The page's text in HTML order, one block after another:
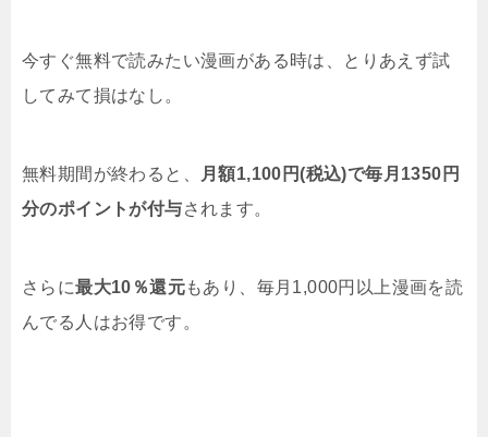
今すぐ無料で読みたい漫画がある時は、とりあえず試
してみて損はなし。
無料期間が終わると、
月額1,100円(税込)で毎月1350円
分のポイントが付与されます。
さらに最大10％還元もあり、毎月1,000円以上漫画を読
んでる人はお得です。